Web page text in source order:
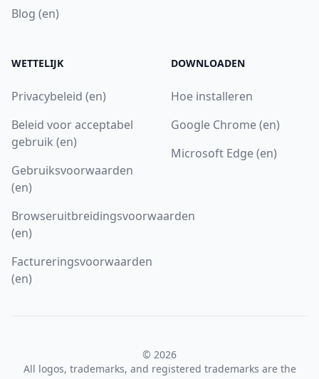
Blog (en)
WETTELIJK
Privacybeleid (en)
Beleid voor acceptabel
gebruik (en)
Gebruiksvoorwaarden
(en)
Browseruitbreidingsvoorwaarden
(en)
Factureringsvoorwaarden
(en)
DOWNLOADEN
Hoe installeren
Google Chrome (en)
Microsoft Edge (en)
© 2026
All logos, trademarks, and registered trademarks are the